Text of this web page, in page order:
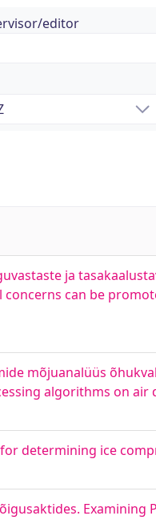
editor
ja
can be
mõjuanalüüs
algorithms on air
determining ice
Examining